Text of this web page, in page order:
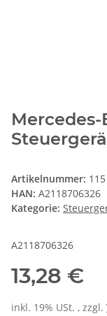
Artikelnummer: 115
HAN: A2118706326
Kategorie:
A2118706326
13,28 €
inkl. 19% USt. , zzgl.